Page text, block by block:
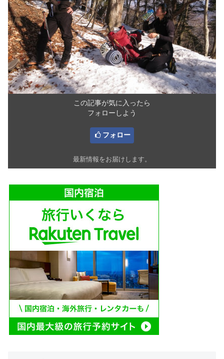
この記事が気に入ったら
フォローしよう
フォロー
最新情報をお届けします。